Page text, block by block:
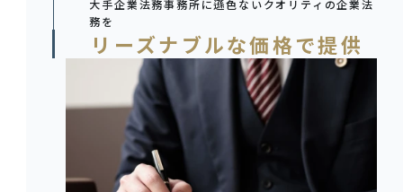
大手企業法務事務所に遜色ないクオリティの企業法
務を
リーズナブルな価格で提供